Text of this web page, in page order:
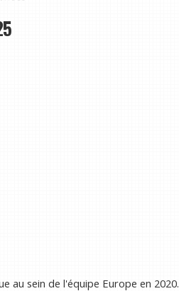
au sein de l'équipe Europe en 2020.